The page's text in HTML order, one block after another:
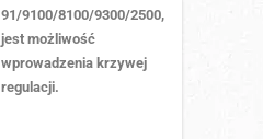
91/9100/8100/9300/2500,
jest możliwość
wprowadzenia krzywej
regulacji.